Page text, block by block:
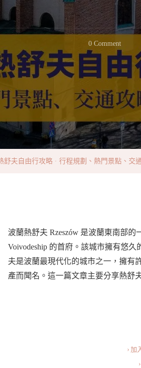
0 CommentOn
波
蘭
舒
自
由
行
程
規
劃、
熱
舒夫自由行攻略 · 行程規劃、熱門景點、交
波蘭熱舒夫 Rzeszów 是波蘭東南部的
Voivodeship 的首府。該城市擁有悠
夫是波蘭最現代化的城市之一，擁有
產而聞名。這一篇文章主要分享熱舒
› 加